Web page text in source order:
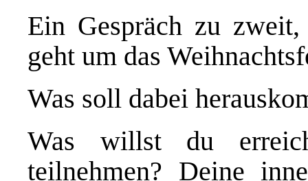
Ein Gespräch zu
geht um das
Was soll dabei
Was willst du
teilnehmen? Deine